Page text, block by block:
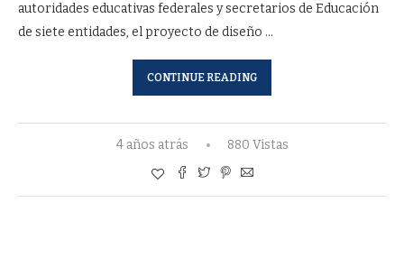
autoridades educativas federales y secretarios de Educación
de siete entidades, el proyecto de diseño …
CONTINUE READING
4 años atrás 880 Vistas